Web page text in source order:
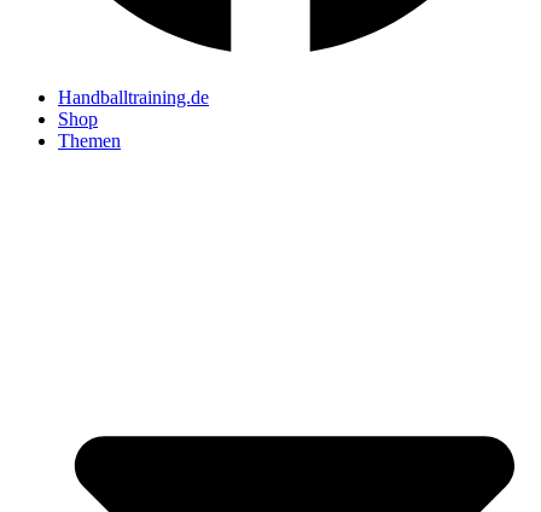
Handballtraining.de
Shop
Themen